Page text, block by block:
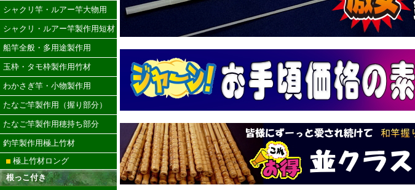
シャクリ竿・ルアー竿大物用
シャクリ・ルアー竿製作用短材
船竿全般・多用途製作用
玉枠・タモ枠製作用竹材
わかさぎ竿・小物製作用
たなご竿製作用（握り部分）
たなご竿製作用穂持ち部分
釣竿製作用極上竹材
極上竹材ロング
根っこ付き